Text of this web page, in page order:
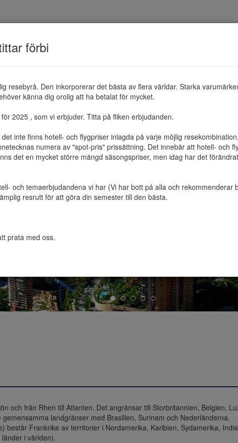
förbi
resebyrå. Den inkorporerar det bästa av flera världar. Starka
känna dig orolig att ha betalat för mycket.
2025 , som vi erbjuder. Titta på fliken erbjudanden.
inte finns hotell- och flygpriser inlagda på varje möjlig
numera av "spot-pris" prissättning. Det innebär att hotell- och
det en mycket större mängd säsongspriser, men idag har det
och temaerbjudandena vi har (Vi har bott på alla och rekommenderar
resrutt för att göra din semester till den bästa.
prata med oss.
och från Rhen till Atlanten. Det angränsar till Storbritannien, Belgien,
landgränser med Brasilien, Surinam och Nederländerna.
består Frankrike av territorier i Nordamerika, Karibien, Sydamerika,
i världen).